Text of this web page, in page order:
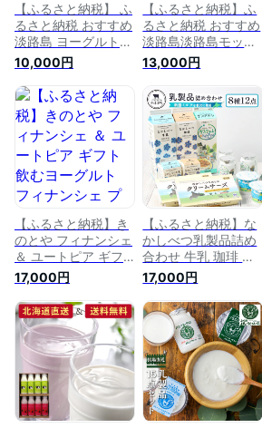
【ふるさと納税】 ふ
るさと納税 おすすめ
淡路島 ヨーグルト、
焼プリンの詰合せD
セット スイーツ 詰
め合わせ ヨーグルト
プリン 牛乳 コーヒ
ー 飲むヨーグルト
乳製品 お取り寄せ
お菓子 洋菓子 健康
ギフト お中元 贈答
贈り物 プレゼント
お返し 夏ギフト 誕
生日
10,000円
【ふるさと納税】ふ
るさと納税 おすすめ
淡路島淡路島モッツ
ァレラチーズ ヨーグ
ルト 焼プリン セッ
ト スイーツ 詰め合
わせ プリン チーズ
コーヒー 飲むヨーグ
ルト 乳製品 お取り
寄せ お菓子 洋菓子
ギフト お中元 贈答
贈り物 プレゼント
お返し 誕生日
13,000円
【ふるさと納税】き
のとや フィナンシェ
＆ ユートピア ギフ
ト 飲むヨーグルト
フィナンシェ プリン
詰め合わせ スイーツ
お菓子 洋菓子 焼き
菓子 乳製品 飲料 北
海道 日高 【乳製品
お菓子 プリン 焼菓
子 フィナンシェ
】 お届け：2023年
1月中旬より順次出荷
17,000円
【ふるさと納税】な
かしべつ乳製品詰め
合わせ 牛乳 珈琲 飲
むヨーグルト ヨーグ
ルト クリームチーズ
乳製品 飲料 健康 詰
め合わせ セット お
取り寄せ ふるさと納
税 北海道 中標津町
中標津【14008】
17,000円